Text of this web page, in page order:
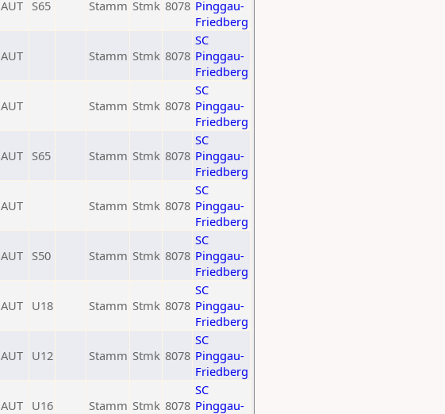
AUT S65 Stamm Stmk 8078 Pinggau-
Friedberg
AUT Stamm Stmk 8078
SC
Pinggau-
Friedberg
AUT Stamm Stmk 8078
SC
Pinggau-
Friedberg
AUT S65 Stamm Stmk 8078
SC
Pinggau-
Friedberg
AUT Stamm Stmk 8078
SC
Pinggau-
Friedberg
AUT S50 Stamm Stmk 8078
SC
Pinggau-
Friedberg
AUT U18 Stamm Stmk 8078
SC
Pinggau-
Friedberg
AUT U12 Stamm Stmk 8078
SC
Pinggau-
Friedberg
AUT U16 Stamm Stmk 8078
SC
Pinggau-